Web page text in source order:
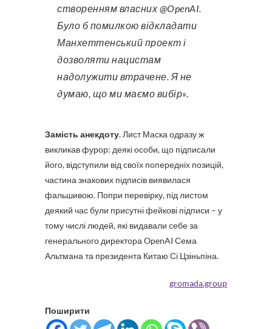
створенням власних @OpenAI.
Було б помилкою відкладати
Манхеттенський проект і
дозволяти нацистам
надолужити втрачене. Я не
думаю, що ми маємо вибір».
Замість анекдоту. Лист Маска одразу ж
викликав фурор: деякі особи, що підписали
його, відступили від своїх попередніх позицій,
частина знакових підписів виявилася
фальшивою. Попри перевірку, під листом
деякий час були присутні фейкові підписи – у
тому числі людей, які видавали себе за
генерального директора OpenAI Сема
Альтмана та президента Китаю Сі Цзіньпіна.
gromada.group
Поширити